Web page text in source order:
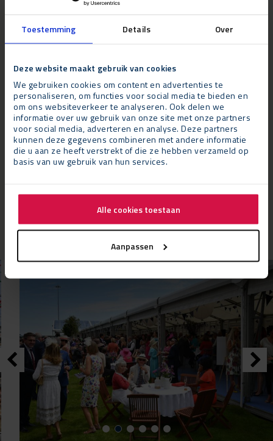
Toestemming Details Over
Deze website maakt gebruik van cookies
We gebruiken cookies om content en advertenties te
personaliseren, om functies voor social media te bieden en
om ons websiteverkeer te analyseren. Ook delen we
informatie over uw gebruik van onze site met onze partners
voor social media, adverteren en analyse. Deze partners
kunnen deze gegevens combineren met andere informatie
die u aan ze heeft verstrekt of die ze hebben verzameld op
basis van uw gebruik van hun services.
Alle cookies toestaan
Aanpassen
Resultaat
Ben van Grutten, productiemanager bij Embolden: “Ik ben erg blij
met de hoge kwaliteit van de tijdelijke faciliteiten en de
was een hoogwaardig evenement. Met Neptunus hadden we
een partner die accommodaties kon bouwen met de uitstraling
die past bij dit evenement.”